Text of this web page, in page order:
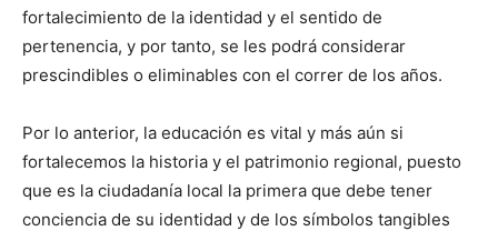
fortalecimiento de la identidad y el sentido de
pertenencia, y por tanto, se les podrá considerar
prescindibles o eliminables con el correr de los años.
Por lo anterior, la educación es vital y más aún si
fortalecemos la historia y el patrimonio regional, puesto
que es la ciudadanía local la primera que debe tener
conciencia de su identidad y de los símbolos tangibles